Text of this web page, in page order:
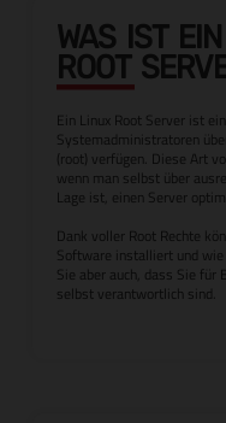
WAS IST
ROOT
Ein Linux Root Server ist
Systemadministratoren
(root) verfügen. Diese Art
wenn man selbst über
Lage ist, einen Server
Dank voller Root Rechte
Software installiert und
Sie aber auch, dass Sie für
selbst verantwortlich sind.